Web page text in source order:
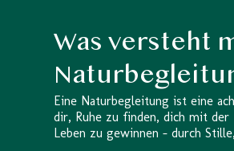
Was versteht
Eine Naturbegleitung ist eine
dir, Ruhe zu finden, dich mit der
Leben zu gewinnen – durch